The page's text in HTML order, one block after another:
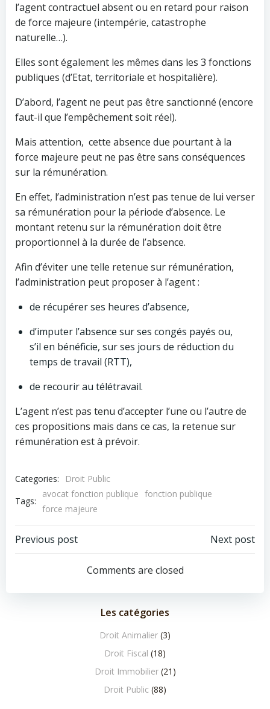
l’agent contractuel absent ou en retard pour raison
de force majeure (intempérie, catastrophe
naturelle…).
Elles sont également les mêmes dans les 3 fonctions
publiques (d’Etat, territoriale et hospitalière).
D’abord, l’agent ne peut pas être sanctionné (encore
faut-il que l’empêchement soit réel).
Mais attention, cette absence due pourtant à la
force majeure peut ne pas être sans conséquences
sur la rémunération.
En effet, l’administration n’est pas tenue de lui verser
sa rémunération pour la période d’absence. Le
montant retenu sur la rémunération doit être
proportionnel à la durée de l’absence.
Afin d’éviter une telle retenue sur rémunération,
l’administration peut proposer à l’agent :
de récupérer ses heures d’absence,
d’imputer l’absence sur ses congés payés ou,
s’il en bénéficie, sur ses jours de réduction du
temps de travail (RTT),
de recourir au télétravail.
L’agent n’est pas tenu d’accepter l’une ou l’autre de
ces propositions mais dans ce cas, la retenue sur
rémunération est à prévoir.
Categories:
Droit Public
Tags:
avocat fonction publique fonction publique
force majeure
Navigation
l’article
Previous post
Navigation
de
l’article
Next post
Comments are closed
Les catégories
Droit Animalier (3)
Droit Fiscal (18)
Droit Immobilier(21)
Droit Public (88)